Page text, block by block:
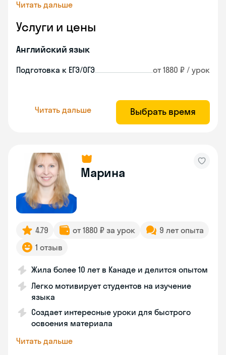
Читать дальше
Услуги и цены
Английский язык
Подготовка к ЕГЭ/ОГЭ от 1880 ₽ / урок
Читать дальше Выбрать время
Марина
4.79 от 1880 ₽ за урок
9 лет опыта
1 отзыв
Жила более 10 лет в Канаде и делится опытом
Легко мотивирует студентов на изучение
языка
Создает интересные уроки для быстрого
освоения материала
Читать дальше